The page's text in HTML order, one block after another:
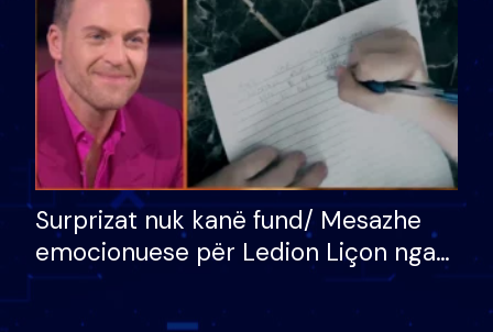
Surprizat nuk kanë fund/ Mesazhe
emocionuese për Ledion Liçon nga
nëna dhe fëmijët e tij, moderatori
nuk i mban dot lotët: Nuk meritoj…